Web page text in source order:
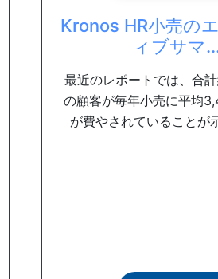
Kronos HR小売の
ィブサマ
最近のレポートでは、合
の顧客が毎年小売に平均
が費やされていることが